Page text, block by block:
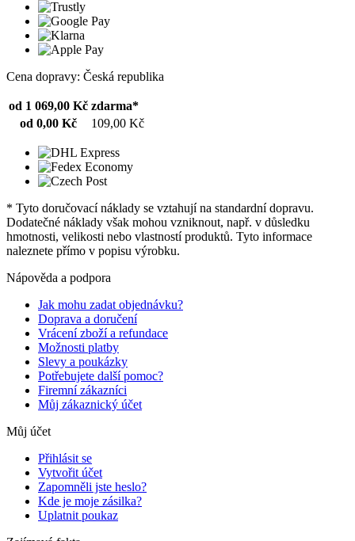
Cena dopravy: Česká republika
od 1 069,00 Kč zdarma*
od 0,00 Kč
109,00 Kč
* Tyto doručovací náklady se vztahují na standardní dopravu.
Dodatečné náklady však mohou vzniknout, např. v důsledku
hmotnosti, velikosti nebo vlastností produktů. Tyto informace
naleznete přímo v popisu výrobku.
Nápověda a podpora
Jak mohu zadat objednávku?
Doprava a doručení
Vrácení zboží a refundace
Možnosti platby
Slevy a poukázky
Potřebujete další pomoc?
Firemní zákazníci
Můj zákaznický účet
Můj účet
Přihlásit se
Vytvořit účet
Zapomněli jste heslo?
Kde je moje zásilka?
Uplatnit poukaz